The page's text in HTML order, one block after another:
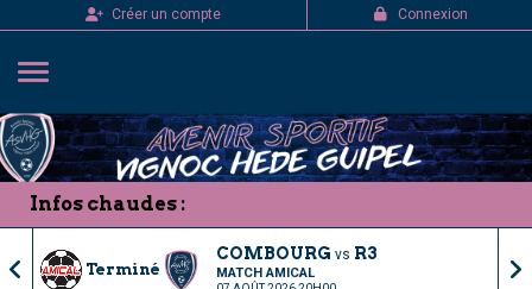
Créer un compte Connexion
Infos chaudes :
Terminé
COMBOURG vs R3
MATCH AMICAL
Panneau de gestion des cookies